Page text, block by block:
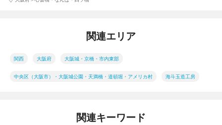
関連エリア
関西 大阪府 大阪城・京橋・市内東部
中央区（大阪市）・大阪城公園・天満橋・道頓堀・アメリカ村 海斗玉造工房
関連キーワード